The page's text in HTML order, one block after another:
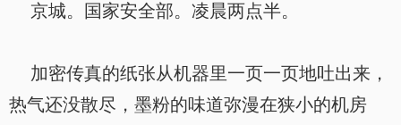
京城。国家安全部。凌晨两点半。
加密传真的纸张从机器里一页一页地吐出来，
热气还没散尽，墨粉的味道弥漫在狭小的机房